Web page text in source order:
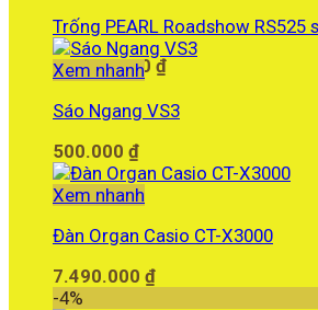
Trống PEARL Roadshow RS525
12.260.000 ₫
Xem nhanh
Sáo Ngang VS3
500.000 ₫
Xem nhanh
Đàn Organ Casio CT-X3000
7.490.000 ₫
-4%